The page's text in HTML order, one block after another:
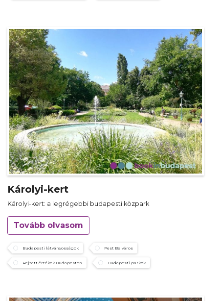
Károlyi-kert
Károlyi-kert: a legrégebbi budapesti közpark
Tovább olvasom
Budapesti látványosságok Pest Belváros
Rejtett értékek Budapesten Budapesti parkok